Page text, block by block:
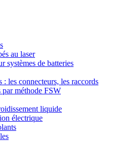
au laser
systèmes de batteries
: les connecteurs, les raccords
par méthode FSW
liquide
électrique